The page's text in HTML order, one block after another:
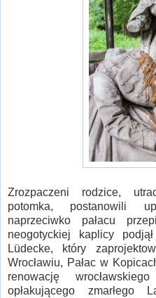
Zrozpaczeni rodzice,
potomka, postanowili
naprzeciwko pałacu
neogotyckiej kaplicy
Lüdecke, który
Wrocławiu, Pałac w
renowację
opłakującego zmarłego